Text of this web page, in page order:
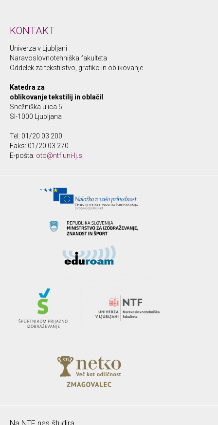
KONTAKT
Univerza v Ljubljani
Naravoslovnotehniška fakulteta
Oddelek za tekstilstvo, grafiko in oblikovanje
Katedra za
oblikovanje tekstilij in oblačil
Snežniška ulica 5
SI-1000 Ljubljana
Tel: 01/20 03 200
Faks: 01/20 03 270
E-pošta: oto@ntf.uni-lj.si
Na NTF nas študira